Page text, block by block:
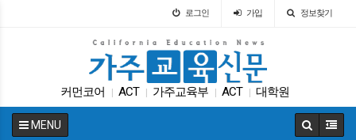
로그인 가입 정보찾기
커먼코어 ACT 가주교육부 ACT 대학원
| LA교육구 휴교 인터뷰 학교급식 에세이
MENU